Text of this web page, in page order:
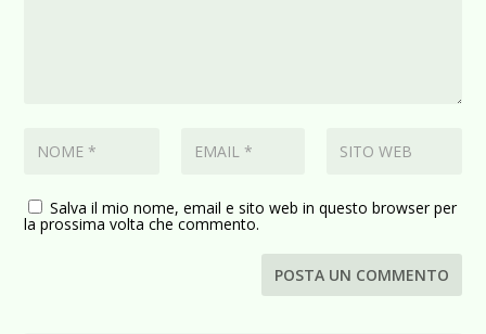
Salva il mio nome, email e sito web in questo browser per
la prossima volta che commento.